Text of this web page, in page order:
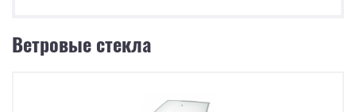
Ветровые стекла